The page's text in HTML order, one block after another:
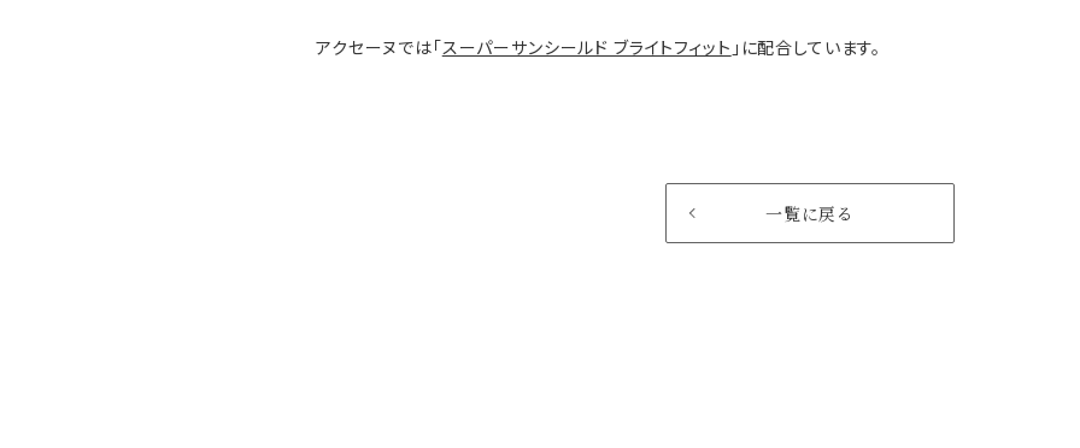
アクセーヌでは「スーパーサンシールド ブライトフィット 」に配合しています。
一覧に戻る